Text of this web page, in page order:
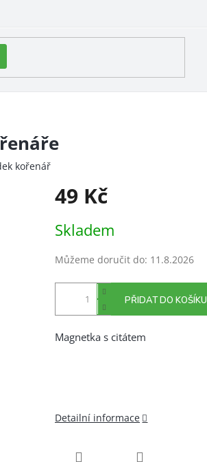
kořenář
49 Kč
cena:
Skladem
Můžeme doručit do: 11.8.2026
PŘIDAT DO KOŠÍKU
Magnetka s citátem
Detailní informace